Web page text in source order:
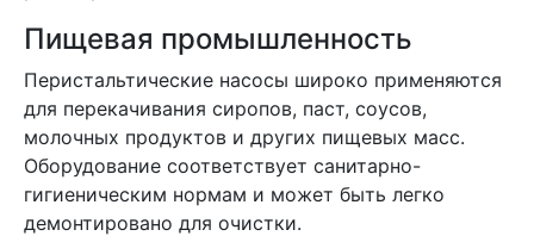
Пищевая промышленность
Перистальтические насосы широко применяются
для перекачивания сиропов, паст, соусов,
молочных продуктов и других пищевых масс.
Оборудование соответствует санитарно-
гигиеническим нормам и может быть легко
демонтировано для очистки.